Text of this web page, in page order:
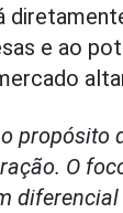
e ao
propósito
O